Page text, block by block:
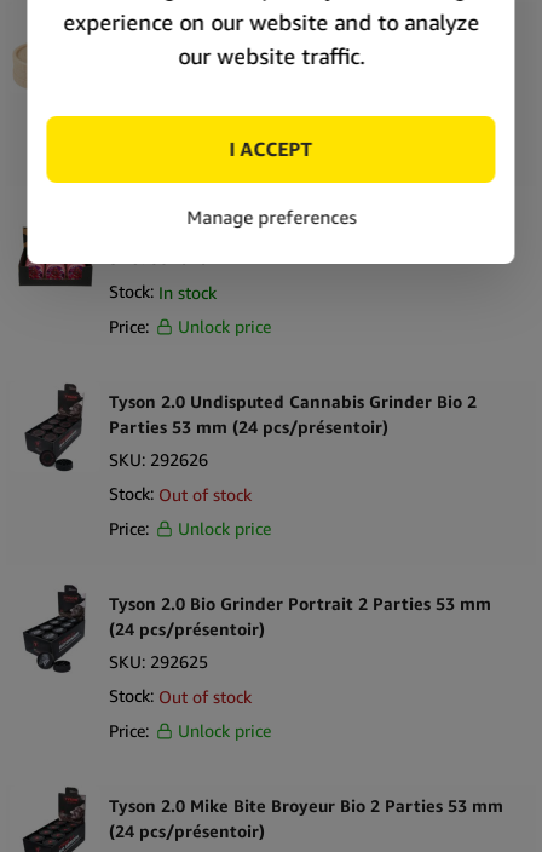
The Bulldog Eco Grinder 2 Parties 55mm
(24pcs/présentoir)
Stock: In stock
Unlock price
Beuz Broyeur Biodégradable (12pcs/présentoir)
Stock: In stock
Price:
Unlock price
Tyson 2.0 Undisputed Cannabis Grinder Bio 2
Parties 53 mm (24 pcs/présentoir)
SKU: 292626
Stock: Out of stock
Price:
Unlock price
Tyson 2.0 Bio Grinder Portrait 2 Parties 53 mm
(24 pcs/présentoir)
SKU: 292625
Stock: Out of stock
Price:
Unlock price
Tyson 2.0 Mike Bite Broyeur Bio 2 Parties 53 mm
(24 pcs/présentoir)